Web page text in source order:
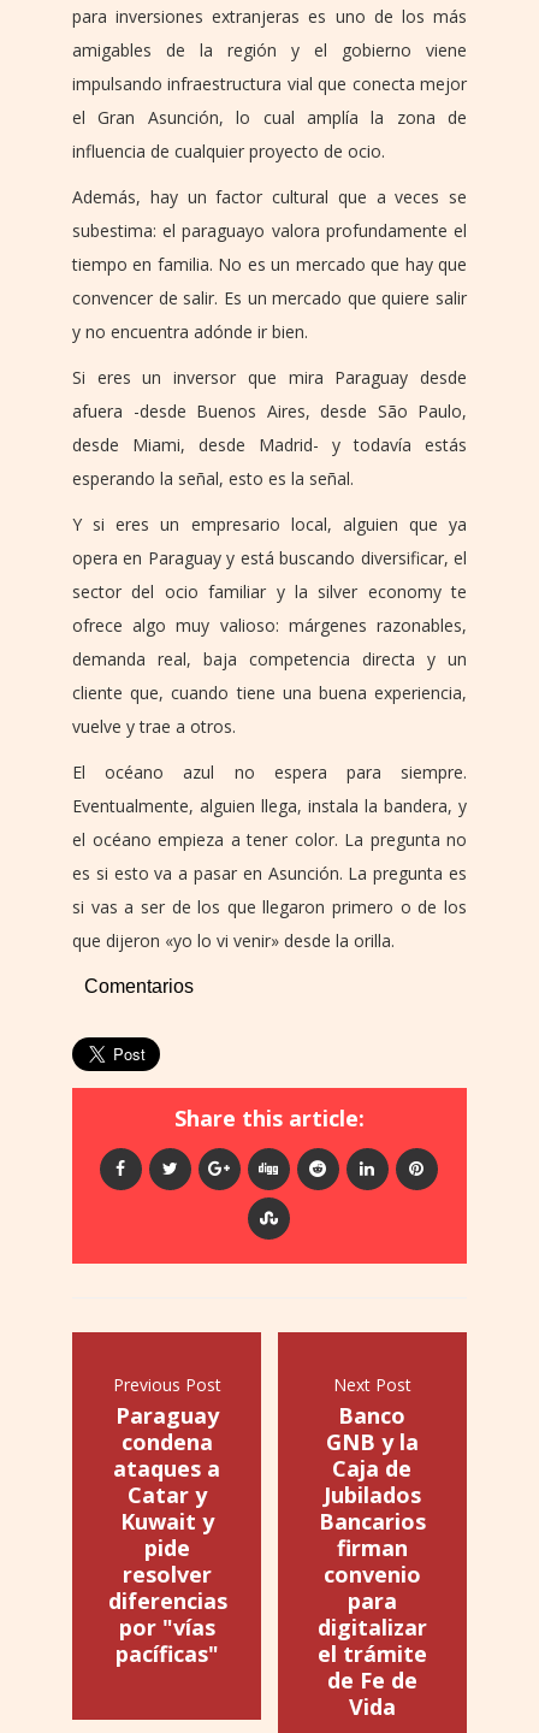
para inversiones extranjeras es uno de los más
amigables de la región y el gobierno viene
impulsando infraestructura vial que conecta mejor
el Gran Asunción, lo cual amplía la zona de
influencia de cualquier proyecto de ocio.
Además, hay un factor cultural que a veces se
subestima: el paraguayo valora profundamente el
tiempo en familia. No es un mercado que hay que
convencer de salir. Es un mercado que quiere salir
y no encuentra adónde ir bien.
Si eres un inversor que mira Paraguay desde
afuera -desde Buenos Aires, desde São Paulo,
desde Miami, desde Madrid- y todavía estás
esperando la señal, esto es la señal.
Y si eres un empresario local, alguien que ya
opera en Paraguay y está buscando diversificar, el
sector del ocio familiar y la silver economy te
ofrece algo muy valioso: márgenes razonables,
demanda real, baja competencia directa y un
cliente que, cuando tiene una buena experiencia,
vuelve y trae a otros.
El océano azul no espera para siempre.
Eventualmente, alguien llega, instala la bandera, y
el océano empieza a tener color. La pregunta no
es si esto va a pasar en Asunción. La pregunta es
si vas a ser de los que llegaron primero o de los
que dijeron «yo lo vi venir» desde la orilla.
Comentarios
Share this article:
Previous Post
Paraguay
condena
ataques a
Catar y
Kuwait y
pide
resolver
diferencias
por "vías
pacíficas"
Next Post
Banco
GNB y la
Caja de
Jubilados
Bancarios
firman
convenio
para
digitalizar
el trámite
de Fe de
Vida